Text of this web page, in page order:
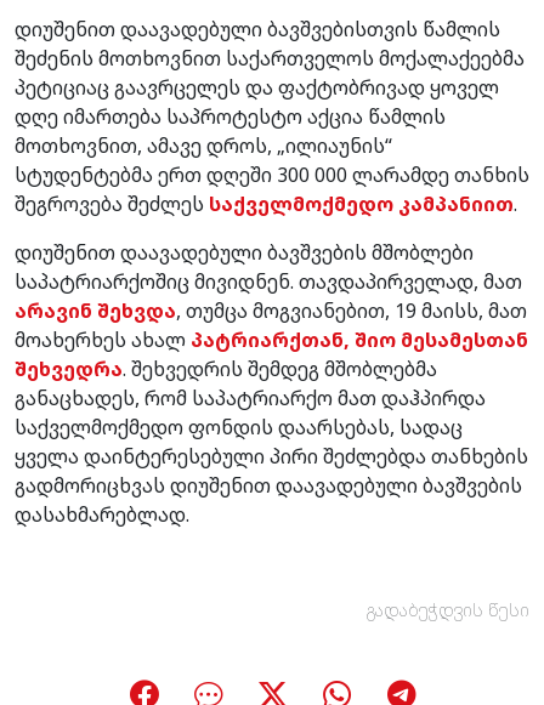
დიუშენით დაავადებული ბავშვებისთვის წამლის
შეძენის მოთხოვნით საქართველოს მოქალაქეებმა
პეტიციაც გაავრცელეს და ფაქტობრივად ყოველ
დღე იმართება საპროტესტო აქცია წამლის
მოთხოვნით, ამავე დროს, „ილიაუნის“
სტუდენტებმა ერთ დღეში 300 000 ლარამდე თანხის
შეგროვება შეძლეს საქველმოქმედო კამპანიით.
დიუშენით დაავადებული ბავშვების მშობლები
საპატრიარქოშიც მივიდნენ. თავდაპირველად, მათ
არავინ შეხვდა, თუმცა მოგვიანებით, 19 მაისს, მათ
მოახერხეს ახალ პატრიარქთან, შიო მესამესთან
შეხვედრა. შეხვედრის შემდეგ მშობლებმა
განაცხადეს, რომ საპატრიარქო მათ დაჰპირდა
საქველმოქმედო ფონდის დაარსებას, სადაც
ყველა დაინტერესებული პირი შეძლებდა თანხების
გადმორიცხვას დიუშენით დაავადებული ბავშვების
დასახმარებლად.
გადაბეჭდვის წესი